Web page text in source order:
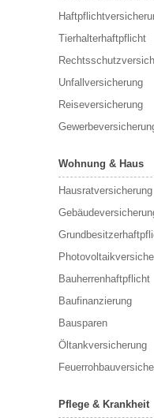
Tierhalterhaftpflicht
Unfallversicherung
Reiseversicherung
Wohnung & Haus
Hausratversicherung
Bauherrenhaftpflicht
Baufinanzierung
Bausparen
Öltankversicherung
Pflege & Krankheit